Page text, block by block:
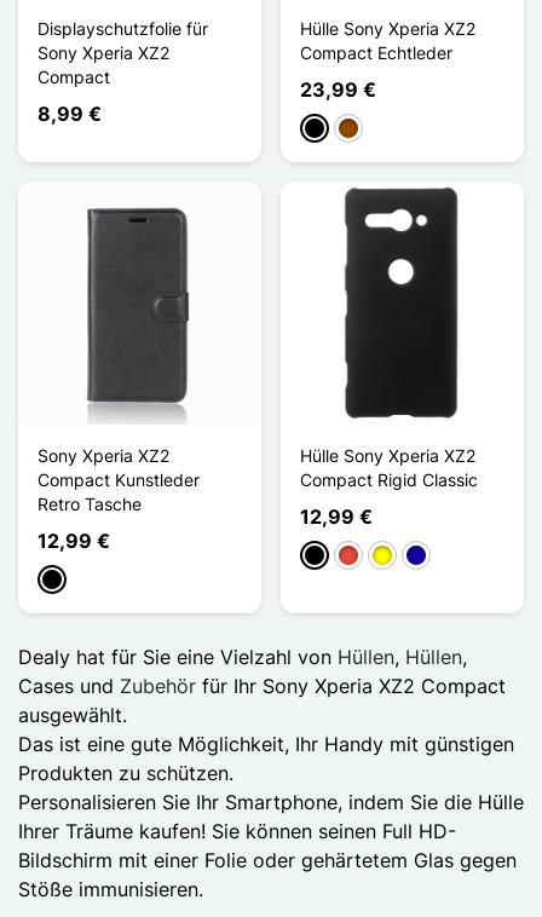
Displayschutzfolie für
Sony Xperia XZ2
Compact
8,99 €
Hülle Sony Xperia XZ2
Compact Echtleder
23,99 €
Schwarz
Braun
Sony Xperia XZ2
Compact Kunstleder
Retro Tasche
12,99 €
Schwarz
Hülle Sony Xperia XZ2
Compact Rigid Classic
12,99 €
Schwarz
Rot GelbDunkelblau
Dealy hat für Sie eine Vielzahl von Hüllen, Hüllen,
Cases und Zubehör für Ihr Sony Xperia XZ2 Compact
ausgewählt.
Das ist eine gute Möglichkeit, Ihr Handy mit günstigen
Produkten zu schützen.
Personalisieren Sie Ihr Smartphone, indem Sie die Hülle
Ihrer Träume kaufen! Sie können seinen Full HD-
Bildschirm mit einer Folie oder gehärtetem Glas gegen
Stöße immunisieren.